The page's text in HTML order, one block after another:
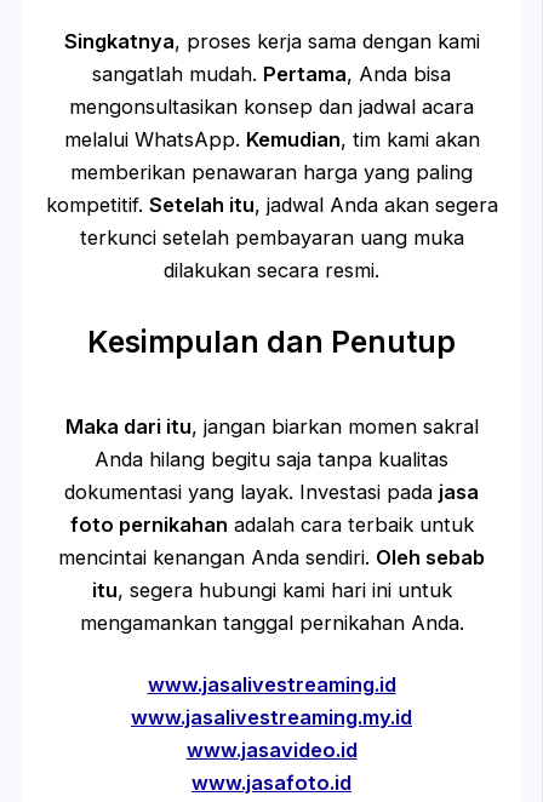
Singkatnya, proses kerja sama dengan kami
sangatlah mudah. Pertama, Anda bisa
mengonsultasikan konsep dan jadwal acara
melalui WhatsApp. Kemudian, tim kami akan
memberikan penawaran harga yang paling
kompetitif. Setelah itu, jadwal Anda akan segera
terkunci setelah pembayaran uang muka
dilakukan secara resmi.
Kesimpulan dan Penutup
Maka dari itu, jangan biarkan momen sakral
Anda hilang begitu saja tanpa kualitas
dokumentasi yang layak. Investasi pada jasa
foto pernikahan adalah cara terbaik untuk
mencintai kenangan Anda sendiri. Oleh sebab
itu, segera hubungi kami hari ini untuk
mengamankan tanggal pernikahan Anda.
www.jasalivestreaming.id
www.jasalivestreaming.my.id
www.jasavideo.id
www.jasafoto.id